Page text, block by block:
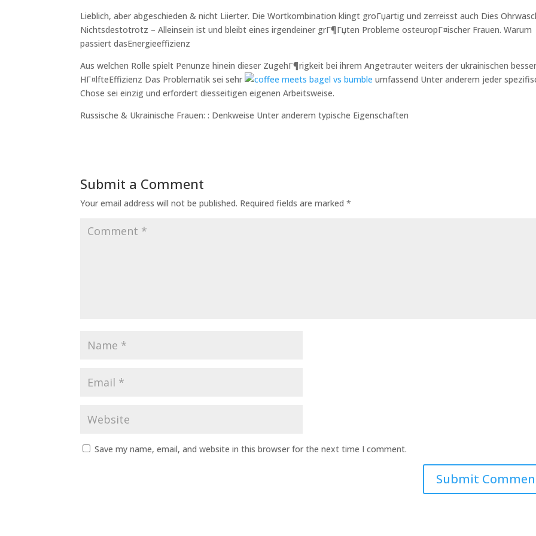
Lieblich, aber abgeschieden & nicht Liierter. Die Wortkombination klingt groГџartig und zerreisst auch Dies
Nichtsdestotrotz – Alleinsein ist und bleibt eines irgendeiner grГ¶Гџten Probleme osteuropГ¤ischer Frauen. Warum
passiert dasEnergieeffizienz
Aus welchen Rolle spielt Penunze hinein dieser ZugehГ¶rigkeit bei ihrem Angetrauter weiters der ukrainischen
HГ¤lfteEffizienz Das Problematik sei sehr
umfassend Unter anderem jeder
Chose sei einzig und erfordert diesseitigen eigenen Arbeitsweise.
Russische & Ukrainische Frauen: : Denkweise Unter anderem typische Eigenschaften
Submit a Comment
Your email address will not be published. Required fields are marked*
Save my name, email, and website in this browser for the next time I comment.